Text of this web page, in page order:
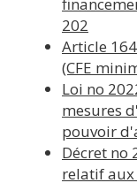
202
Article
(CFE
Loi no
mesures
pouvoir
Décret no
relatif aux